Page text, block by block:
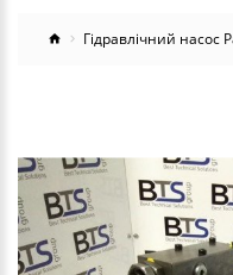
Гідравлічний насос